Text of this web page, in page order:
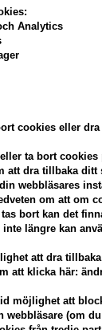
Analytics
cookies eller
ta bort cookies
att dra tillbaka ditt
webbläsares
om att om
bort kan det
längre kan
att dra
att klicka här:
möjlighet att
webbläsare (om
gratis och få
HÄR